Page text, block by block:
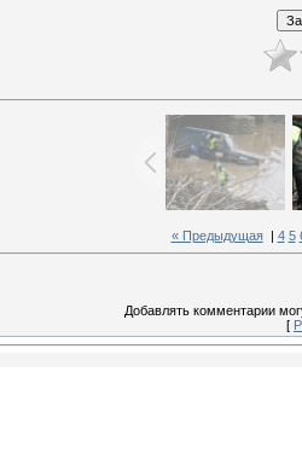
« Предыдущая| 4 5
Добавлять комментарии
[